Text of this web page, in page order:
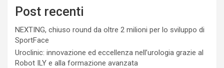
Post recenti
NEXTING, chiuso round da oltre 2 milioni per lo sviluppo di
SportFace
Uroclinic: innovazione ed eccellenza nell’urologia grazie al
Robot ILY e alla formazione avanzata